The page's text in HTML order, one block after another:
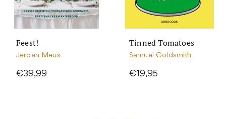
Feest!
Jeroen Meus
€39,99
Tinned Tomatoes
Samuel Goldsmith
€19,95